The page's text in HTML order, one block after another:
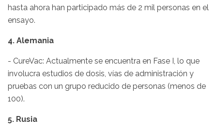
hasta ahora han participado más de 2 mil personas en el
ensayo.
4. Alemania
- CureVac: Actualmente se encuentra en Fase I, lo que
involucra estudios de dosis, vías de administración y
pruebas con un grupo reducido de personas (menos de
100).
5. Rusia